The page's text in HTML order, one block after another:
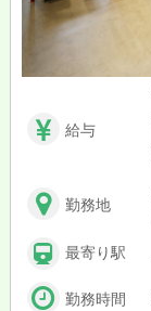
給与
勤務地
最寄り駅
勤務時間